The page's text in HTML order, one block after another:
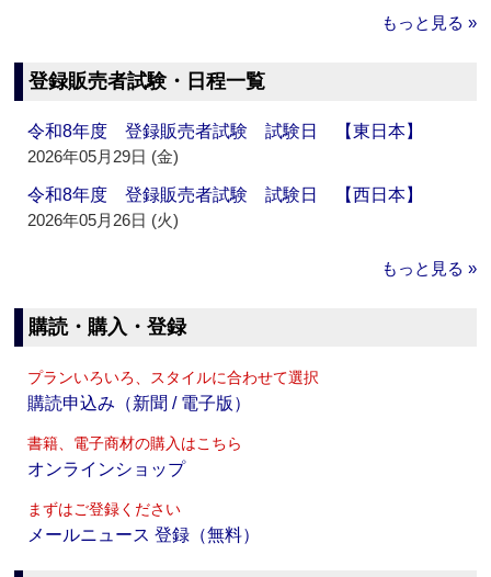
もっと見る »
登録販売者試験・日程一覧
令和8年度 登録販売者試験 試験日 【東日本】
2026年05月29日 (金)
令和8年度 登録販売者試験 試験日 【西日本】
2026年05月26日 (火)
もっと見る »
購読・購入・登録
プランいろいろ、スタイルに合わせて選択
購読申込み（新聞 / 電子版）
書籍、電子商材の購入はこちら
オンラインショップ
まずはご登録ください
メールニュース 登録（無料）